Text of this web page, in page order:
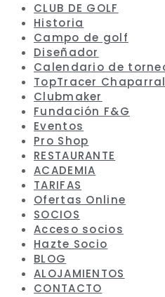
CLUB DE GOLF
Historia
Campo de golf
Diseñador
Calendario de
TopTracer Chaparral
Clubmaker
Fundación F&G
Eventos
Pro Shop
RESTAURANTE
ACADEMIA
TARIFAS
Ofertas Online
SOCIOS
Acceso socios
Hazte Socio
BLOG
ALOJAMIENTOS
CONTACTO